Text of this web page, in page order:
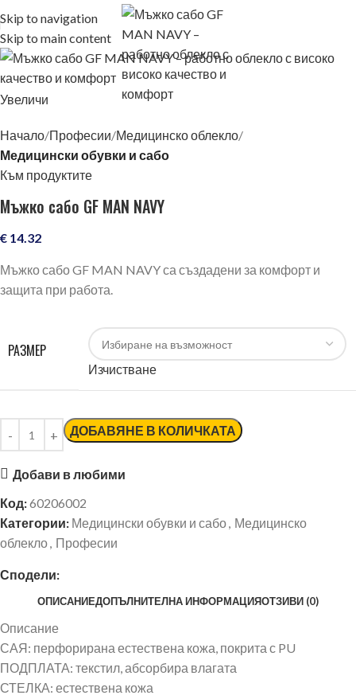
Skip to navigation
Skip to main content
Увеличи
Начало Професии Медицинско облекло
Медицински обувки и сабо
Към продуктите
Мъжко сабо GF MAN NAVY
€ 14.32
Мъжко сабо GF MAN NAVY са създадени за комфорт и
защита при работа.
РАЗМЕР
Изчистване
ДОБАВЯНЕ В КОЛИЧКАТА
Добави в любими
Код:60206002
Категории: Медицински обувки и сабо, Медицинско
облекло, Професии
Сподели:
ОПИСАНИЕДОПЪЛНИТЕЛНА ИНФОРМАЦИЯОТЗИВИ (0)
Описание
САЯ: перфорирана естествена кожа, покрита с PU
ПОДПЛАТА: текстил, абсорбира влагата
СТЕЛКА: естествена кожа